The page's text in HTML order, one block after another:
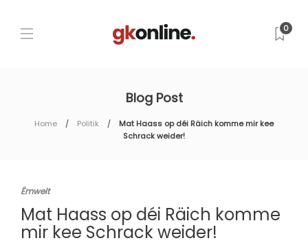
0
Blog Post
Home Politik
Mat Haass op déi Räich komme mir kee
Schrack weider!
Ëmwelt
Mat Haass op déi Räich komme
mir kee Schrack weider!